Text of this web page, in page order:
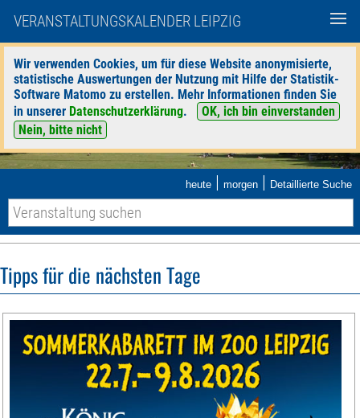
VERANSTALTUNGSKALENDER LEIPZIG
Wir verwenden Cookies, um für diese Website anonymisierte,
statistische Auswertungen der Nutzung mit Hilfe der Statistik-
Software Matomo zu erstellen. Mehr Informationen finden Sie
in unserer Datenschutzerklärung.
OK, ich bin einverstanden
Nein, bitte nicht
heute | morgen | Detaillierte Suche
Tipps für die nächsten Tage